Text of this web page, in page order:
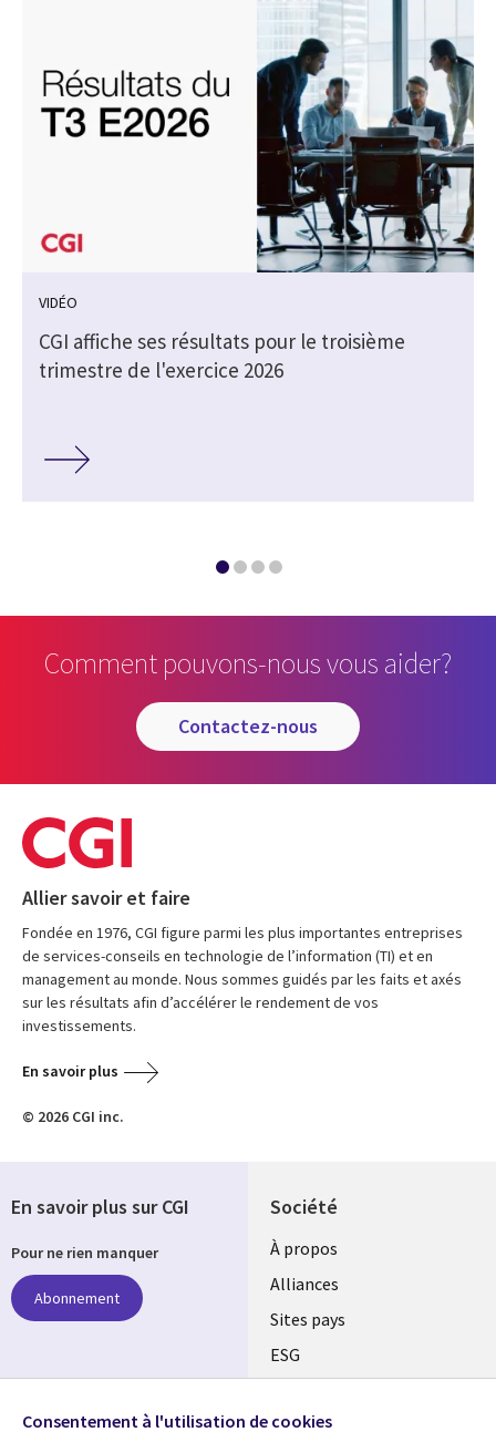
VIDÉO
CGI affiche ses résultats pour le troisième
trimestre de l'exercice 2026
Comment pouvons-nous vous aider?
contactez-nous
Allier savoir et faire
Fondée en 1976, CGI figure parmi les plus importantes entreprises
de services-conseils en technologie de l’information (TI) et en
management au monde. Nous sommes guidés par les faits et axés
sur les résultats afin d’accélérer le rendement de vos
investissements.
En savoir plus
© 2026 CGI inc.
Société
À propos
Alliances
Sites pays
ESG
Fusions
En savoir plus sur CGI
Pour ne rien manquer
Abonnement
Suivez-nous
Consentement à l'utilisation de cookies